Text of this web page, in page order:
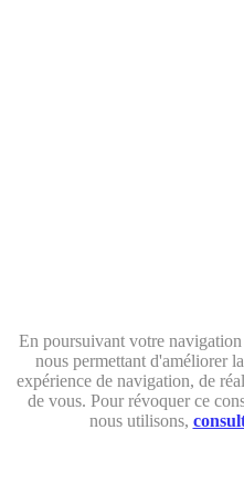
En poursuivant votre
nous permettant d'améliorer
expérience de navigation, de
de vous. Pour révoquer ce
nous utilisons,